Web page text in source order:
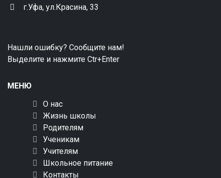
г.Уфа, ул.Красина, 33
Нашли ошибку? Сообщите нам!
Выделите и нажмите Ctr+Enter
МЕНЮ
О нас
Жизнь школы
Родителям
Ученикам
Учителям
Школьное питание
Контакты